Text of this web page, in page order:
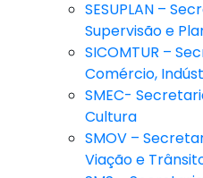
SESUPLAN –
Supervisão e
SICOMTUR –
Comércio,
SMEC-
Cultura
SMOV –
Viação e